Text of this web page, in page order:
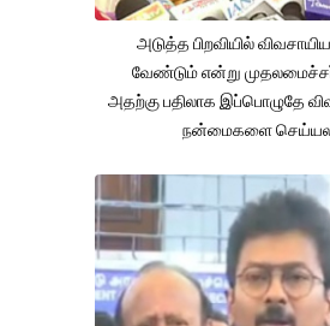
அடுத்த பிறவியில்
வேண்டும் என்று முதலமைச்சர்
அதற்கு பதிலாக இப்பொழுதே
நன்மைகளை